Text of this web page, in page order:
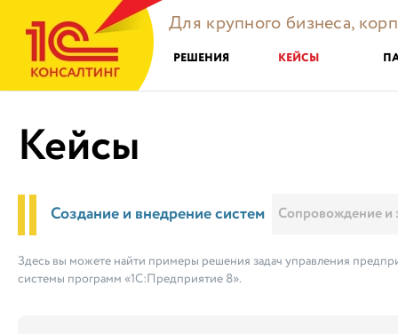
Для крупного бизнеса,
РЕШЕНИЯ КЕЙСЫ
Кейсы
Создание и внедрение систем Сопровождение и
Здесь вы можете найти примеры решения задач управления
системы программ «1С:Предприятие 8».